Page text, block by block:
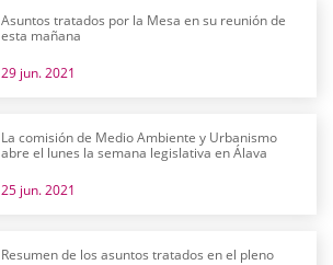
Asuntos tratados por la Mesa en su reunión de
esta mañana
29 jun. 2021
La comisión de Medio Ambiente y Urbanismo
abre el lunes la semana legislativa en Álava
25 jun. 2021
Resumen de los asuntos tratados en el pleno